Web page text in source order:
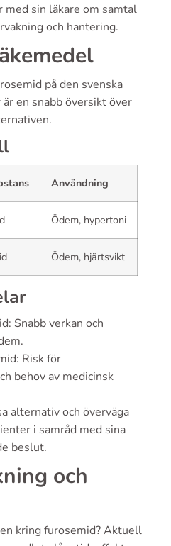
sin läkare om samtal
och hantering.
på den svenska
en snabb översikt över
Användning
Ödem, hypertoni
Ödem, hjärtsvikt
Snabb verkan och
Risk för
behov av medicinsk
alternativ och överväga
i samråd med sina
beslut.
och
kring furosemid? Aktuell